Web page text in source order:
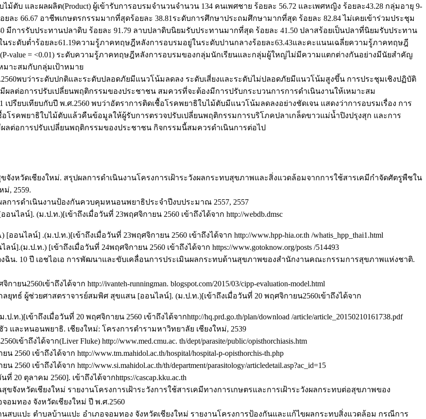
ม้ตับ และผลผลิต(Product) ผู้เข้ารับการอบรมจำนวนจำนวน 134 คนเพศชาย ร้อยละ 56.72 และเพศหญิง ร้อยละ43.28 กลุ่มอายุ 9-
ะ 66.67 อาชีพเกษตรกรรมมากที่สุดร้อยละ 38.81ระดับการศึกษาประถมศึกษามากที่สุด ร้อยละ 82.84 ไม่เคยเข้าร่วมประชุม
มีการรับประทานปลาดิบ ร้อยละ 91.79 ลาบปลาดิบนิยมรับประทานมากที่สุด ร้อยละ 41.50 ปลาสร้อยเป็นปลาที่นิยมรับประทาน
ะดับต่ำร้อยละ61.19ความรู้ภาคทฤษฎีหลังการอบรมอยู่ในระดับปานกลางร้อยละ63.43และคะแนนเฉลี่ยความรู้ภาคทฤษฎี
value = <0.01) ระดับความรู้ภาคทฤษฎีหลังการอบรมของกลุ่มนักเรียนและกลุ่มผู้ใหญ่ไม่มีความแตกต่างกันอย่างมีนัยสำคัญ
มาะสมกับกลุ่มเป้าหมาย
.2560พบว่าระดับปกติและระดับปลอดภัยมีแนวโน้มลดลง ระดับเสี่ยงและระดับไม่ปลอดภัยมีแนวโน้มสูงขึ้น การประชุมเชิงปฏิบัติ
ผลต่อการปรับเปลี่ยนพฤติกรรมของประชาชน สมควรที่จะต้องมีการปรับกระบวนการการดำเนินงานให้เหมาะสม
ปรียบเทียบกับปี พ.ศ.2560 พบว่าอัตราการติดเชื้อโรคพยาธิใบไม้ตับมีแนวโน้มลดลงอย่างชัดเจน แสดงว่าการอบรมเรื่อง การ
โรคพยาธิใบไม้ตับแล้วคืนข้อมูลให้ผู้รับการตรวจปรับเปลี่ยนพฤติกรรมการบริโภคปลาเกล็ดขาวแม่น้ำปิงปรุงสุก และการ
ต่อการปรับเปลี่ยนพฤติกรรมของประชาชน กิจกรรมนี้สมควรดำเนินการต่อไป
หวัดเชียงใหม่. สรุปผลการดำเนินงานโครงการเฝ้าระวังผลกระทบสุขภาพและสิ่งแวดล้อมจากการใช้สารเคมีกำจัดศัตรูพืชใน
, 2559.
ารดำเนินงานป้องกันควบคุมหนอนพยาธิประจำปีงบประมาณ 2557, 2557
นไลน์]. (ม.ป.ท.)[เข้าถึงเมื่อวันที่ 23พฤศจิกายน 2560 เข้าถึงได้จาก http://webdb.dmsc
ออนไลน์] .(ม.ป.ท.)[เข้าถึงเมื่อวันที่ 23พฤศจิกายน 2560 เข้าถึงได้จาก http://www.hpp-hia.or.th /whatis_hpp_thai1.html
น์].(ม.ป.ท.) [เข้าถึงเมื่อวันที่ 24พฤศจิกายน 2560 เข้าถึงได้จาก https://www.gotoknow.org/posts /514493
น. 10 ปี เอชไอเอ การพัฒนาและขับเคลื่อนการประเมินผลกระทบด้านสุขภาพของสำนักงานคณะกรรมการสุขภาพแห่งชาติ.
น2560เข้าถึงได้จาก http://ivanteh-runningman. blogspot.com/2015/03/cipp-evaluation-model.html
ยุทธ์ ผู้ช่วยศาสตราจารย์สมพิศ สุขแสน [ออนไลน์]. (ม.ป.ท.)[เข้าถึงเมื่อวันที่ 20 พฤศจิกายน2560เข้าถึงได้จาก
เข้าถึงเมื่อวันที่ 20 พฤศจิกายน 2560 เข้าถึงได้จากhttp://hq.prd.go.th/plan/download /article/article_20150210161738.pdf
และหนอนพยาธิ. เชียงใหม่: โครงการตำรามหาวิทยาลัย เชียงใหม่, 2539
าถึงได้จาก(Liver Fluke) http://www.med.cmu.ac. th/dept/parasite/public/opisthorchiasis.htm
เข้าถึงได้จาก http://www.tm.mahidol.ac.th/hospital/hospital-p-opisthorchis-th.php
เข้าถึงได้จาก http://www.si.mahidol.ac.th/th/department/parasitology/articledetail.asp?ac_id=15
ตุลาคม 2560]. เข้าถึงได้จากhttps://cascap.kku.ac.th
งหวัดเชียงใหม่ รายงานโครงการเฝ้าระวังการใช้สารเคมีทางการเกษตรและการเฝ้าระวังผลกระทบต่อสุขภาพของ
อมทอง จังหวัดเชียงใหม่ ปี พ.ศ.2560
สบแปะ ตำบลบ้านแปะ อำเภอจอมทอง จังหวัดเชียงใหม่ รายงานโครงการป้องกันและแก้ไขผลกระทบสิ่งแวดล้อม กรณีการ